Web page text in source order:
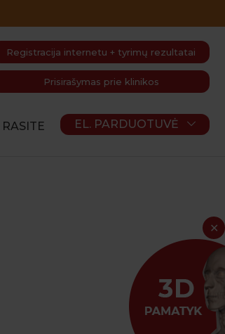
Registracija internetu + tyrimų rezultatai
Prisirašymas prie klinikos
EL. PARDUOTUVĖ